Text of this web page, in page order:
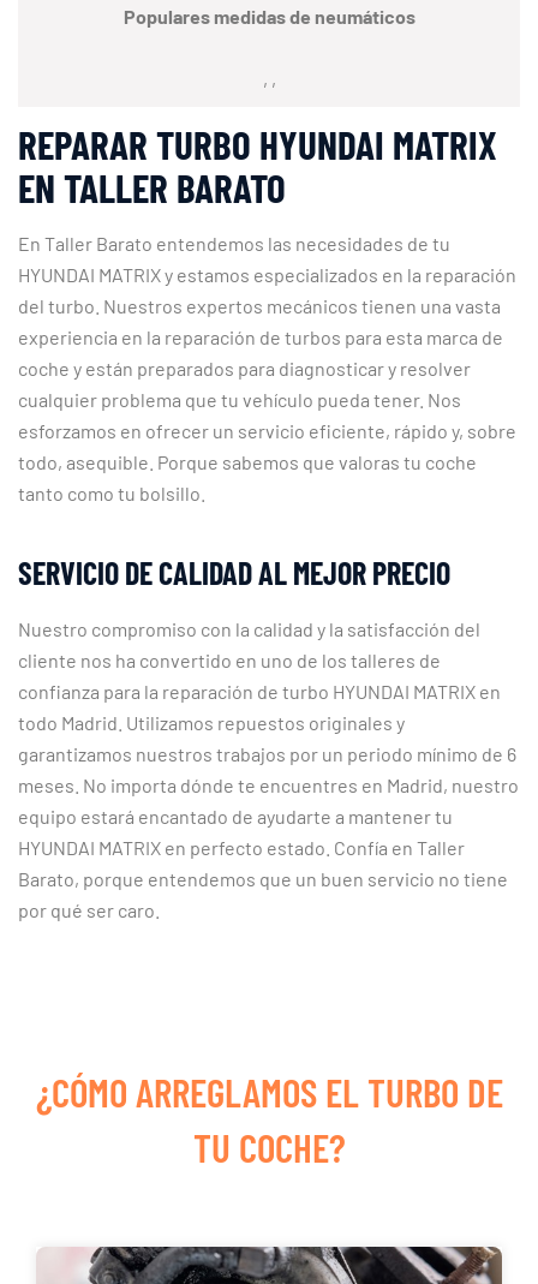
Populares medidas de neumáticos
, ,
REPARAR TURBO HYUNDAI MATRIX
EN TALLER BARATO
En Taller Barato entendemos las necesidades de tu
HYUNDAI MATRIX y estamos especializados en la reparación
del turbo. Nuestros expertos mecánicos tienen una vasta
experiencia en la reparación de turbos para esta marca de
coche y están preparados para diagnosticar y resolver
cualquier problema que tu vehículo pueda tener. Nos
esforzamos en ofrecer un servicio eficiente, rápido y, sobre
todo, asequible. Porque sabemos que valoras tu coche
tanto como tu bolsillo.
SERVICIO DE CALIDAD AL MEJOR PRECIO
Nuestro compromiso con la calidad y la satisfacción del
cliente nos ha convertido en uno de los talleres de
confianza para la reparación de turbo HYUNDAI MATRIX en
todo Madrid. Utilizamos repuestos originales y
garantizamos nuestros trabajos por un periodo mínimo de 6
meses. No importa dónde te encuentres en Madrid, nuestro
equipo estará encantado de ayudarte a mantener tu
HYUNDAI MATRIX en perfecto estado. Confía en Taller
Barato, porque entendemos que un buen servicio no tiene
por qué ser caro.
¿CÓMO ARREGLAMOS EL TURBO DE
TU COCHE?